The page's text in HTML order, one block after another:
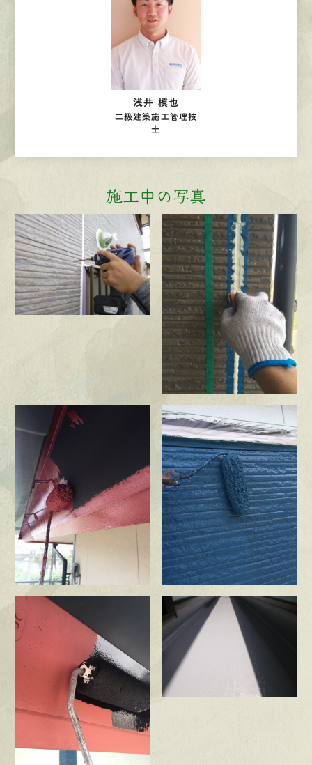
浅井 槙也
二級建築施工管理技
士
施工中の写真